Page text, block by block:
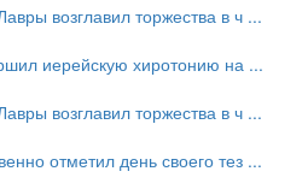
возглавил торжества в ч ...
иерейскую хиротонию на ...
возглавил торжества в ч ...
отметил день своего тез ...